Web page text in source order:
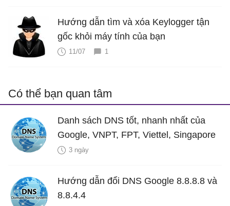
Hướng dẫn tìm và xóa Keylogger tận
gốc khỏi máy tính của bạn
11/07 1
Có thể bạn quan tâm
Danh sách DNS tốt, nhanh nhất của
Google, VNPT, FPT, Viettel, Singapore
3 ngày
Hướng dẫn đổi DNS Google 8.8.8.8 và
8.8.4.4